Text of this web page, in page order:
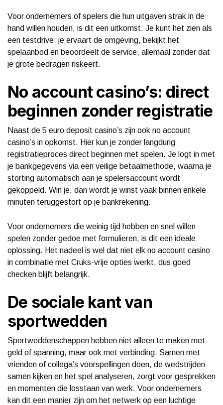
Voor ondernemers of spelers die hun uitgaven strak in de
hand willen houden, is dit een uitkomst. Je kunt het zien als
een testdrive: je ervaart de omgeving, bekijkt het
spelaanbod en beoordeelt de service, allemaal zonder dat
je grote bedragen riskeert.
No account casino’s: direct
beginnen zonder registratie
Naast de 5 euro deposit casino’s zijn ook no account
casino’s in opkomst. Hier kun je zonder langdurig
registratieproces direct beginnen met spelen. Je logt in met
je bankgegevens via een veilige betaalmethode, waarna je
storting automatisch aan je spelersaccount wordt
gekoppeld. Win je, dan wordt je winst vaak binnen enkele
minuten teruggestort op je bankrekening.
Voor ondernemers die weinig tijd hebben en snel willen
spelen zonder gedoe met formulieren, is dit een ideale
oplossing. Het nadeel is wel dat niet elk no account casino
in combinatie met Cruks-vrije opties werkt, dus goed
checken blijft belangrijk.
De sociale kant van
sportwedden
Sportweddenschappen hebben niet alleen te maken met
geld of spanning, maar ook met verbinding. Samen met
vrienden of collega’s voorspellingen doen, de wedstrijden
samen kijken en het spel analyseren, zorgt voor gesprekken
en momenten die losstaan van werk. Voor ondernemers
kan dit een manier zijn om het netwerk op een luchtige